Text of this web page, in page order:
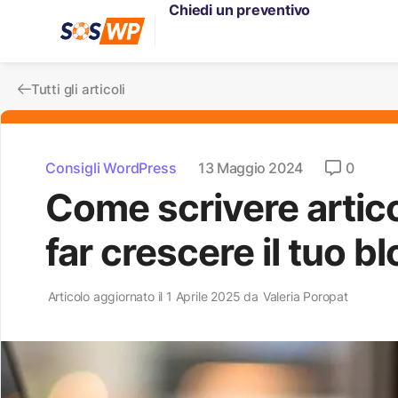
Chiedi un preventivo
Tutti gli articoli
Consigli WordPress 13 Maggio 2024 0
Come scrivere
far crescere il tuo
Articolo aggiornato il 1 Aprile 2025 da Valeria Poropat